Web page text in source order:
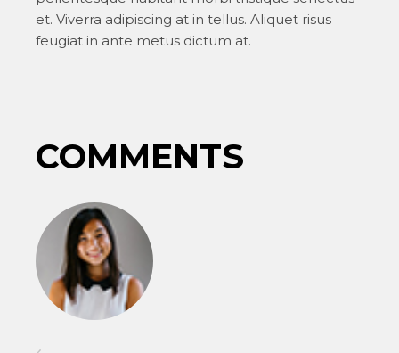
et. Viverra adipiscing at in tellus. Aliquet risus
feugiat in ante metus dictum at.
COMMENTS